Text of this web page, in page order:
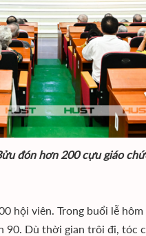
đón hơn 200 cựu giáo
hội viên. Trong buổi lễ
Dù thời gian trôi đi, tóc